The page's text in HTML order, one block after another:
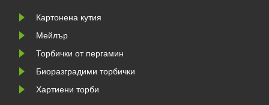
торбички, новият продукт
Картонена кутия
Мейлър
Торбички от пергамин
Биоразградими торбички
Хартиени торби